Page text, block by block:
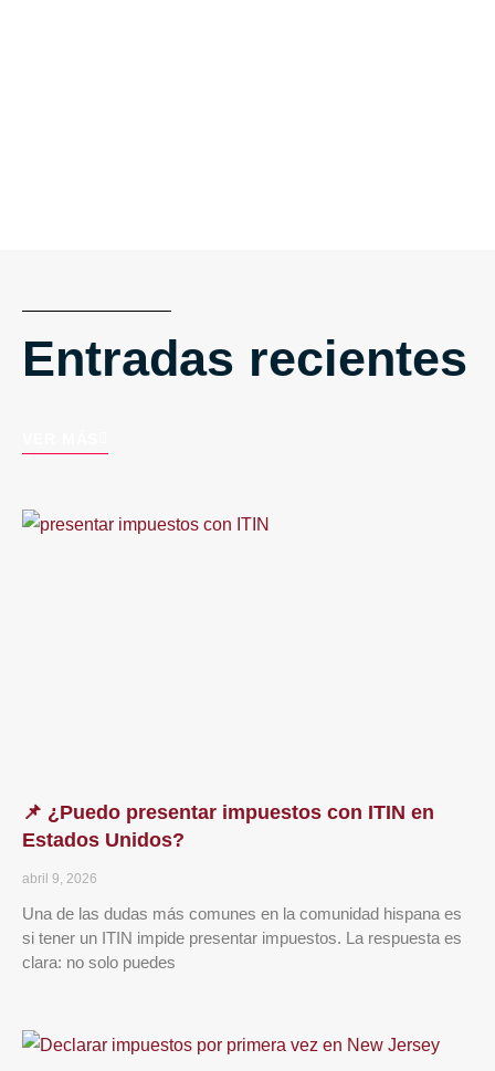
Entradas recientes
📌 ¿Puedo presentar impuestos con ITIN en
Estados Unidos?
abril 9, 2026
Una de las dudas más comunes en la comunidad hispana es
si tener un ITIN impide presentar impuestos. La respuesta es
clara: no solo puedes